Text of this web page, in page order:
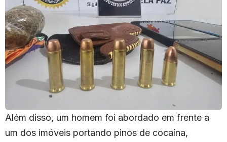
Além disso, um homem foi abordado em frente a
um dos imóveis portando pinos de cocaína,